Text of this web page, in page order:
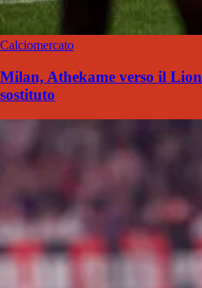
Calciomercato
Milan, Athekame verso il
sostituto